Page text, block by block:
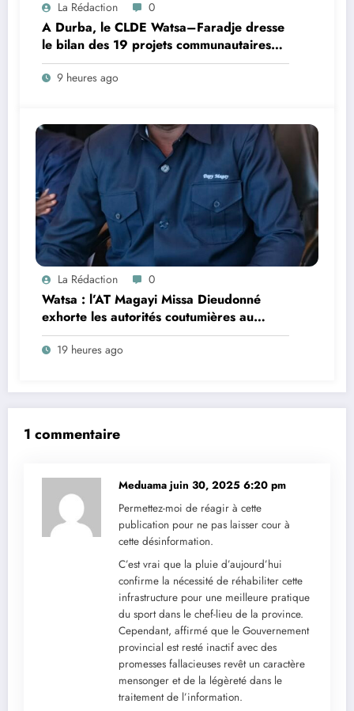
La Rédaction 0
A Durba, le CLDE Watsa–Faradje dresse
le bilan des 19 projets communautaires
de cahier de charge signé avec KGM S.A
et prépare le deuxième quinquennat
9 heures ago
La Rédaction 0
Watsa : l’AT Magayi Missa Dieudonné
exhorte les autorités coutumières au
recensement et à l’identification de la
population en vue de renforcer la
19 heures ago
1 commentaire
Meduama juin 30, 2025 6:20 pm
Permettez-moi de réagir à cette
publication pour ne pas laisser cour à
cette désinformation.
C’est vrai que la pluie d’aujourd’hui
confirme la nécessité de réhabiliter cette
infrastructure pour une meilleure pratique
du sport dans le chef-lieu de la province.
Cependant, affirmé que le Gouvernement
provincial est resté inactif avec des
promesses fallacieuses revêt un caractère
mensonger et de la légèreté dans le
traitement de l’information.